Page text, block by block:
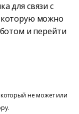
для связи с
можно
и перейти
не может или